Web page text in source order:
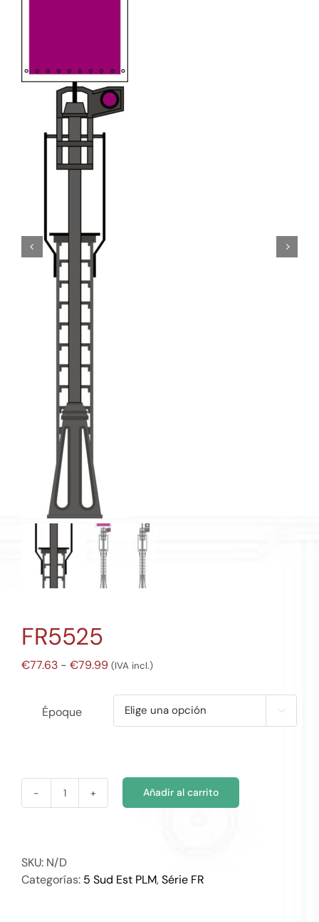
FR5525
€77.63 - €79.99Rango
precios:
desde
(IVA incl.)
Époque 
FR5525
Añadir al carrito
SKU: N/D
Categorías: 5 Sud Est PLM,Série FR